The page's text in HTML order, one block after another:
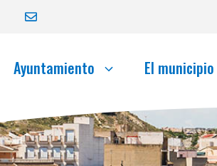
Ayuntamiento El municipio